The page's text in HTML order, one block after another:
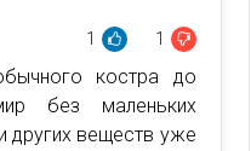
1 1
костра до
без маленьких
других веществ уже